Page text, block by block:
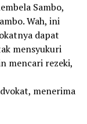
Sambo,
Wah, ini
dapat
mensyukuri
mencari rezeki,
menerima